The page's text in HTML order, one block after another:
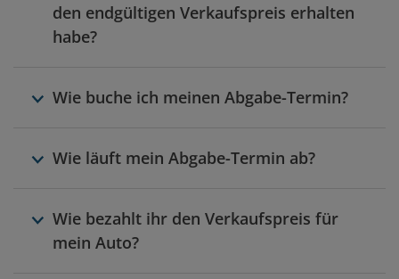
den endgültigen Verkaufspreis erhalten
habe?
Verkaufspreis erhalten hast, buchst du
Auto-Details von einem unserer Mitarbeiter
Verkauf deines Autos abgeschlossen. Das
Auto bleibt direkt in unserer Filiale. Wir
Wie buche ich meinen Abgabe-Termin?
per E-Mail deinen endgültigen Verkaufspreis.
deinen Abgabe-Termin buchen kannst.
Wie läuft mein Abgabe-Termin ab?
Termin in eine unserer über 215 Filialen
bundesweit. Ein Mitarbeiter bestätigt deine
Wie bezahlt ihr den Verkaufspreis für
mein Auto?